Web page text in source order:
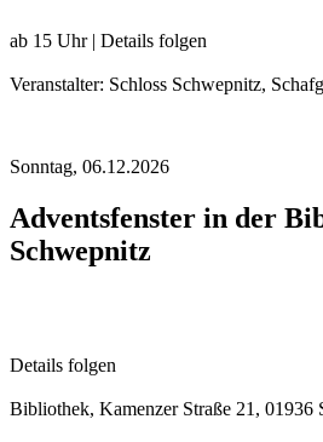
ab 15 Uhr | Details folgen
Veranstalter: Schloss Schwepnitz,
Sonntag, 06.12.2026
Adventsfenster in der
Schwepnitz
Details folgen
Bibliothek, Kamenzer Straße 21, 01936